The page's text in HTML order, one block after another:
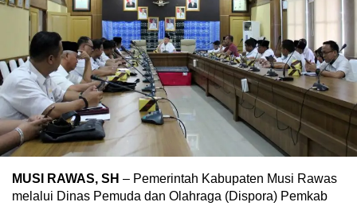
MUSI RAWAS, SH – Pemerintah Kabupaten Musi Rawas
melalui Dinas Pemuda dan Olahraga (Dispora) Pemkab